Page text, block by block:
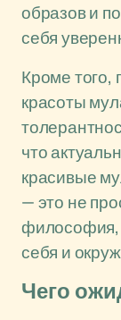
образов и
себя
Кроме того,
красоты
что
красивые
— это не
философия,
себя и
Чего